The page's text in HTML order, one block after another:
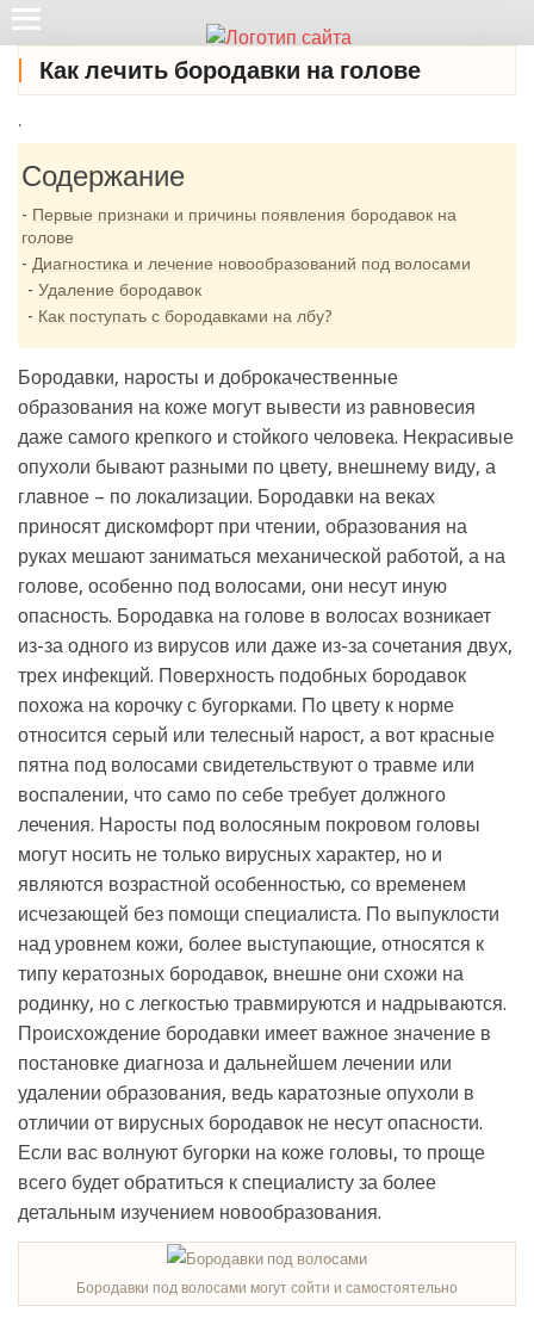
Как лечить бородавки на голове
.
Содержание
Первые признаки и причины появления бородавок на
голове
Диагностика и лечение новообразований под волосами
Удаление бородавок
Как поступать с бородавками на лбу?
Бородавки, наросты и доброкачественные
образования на коже могут вывести из равновесия
даже самого крепкого и стойкого человека. Некрасивые
опухоли бывают разными по цвету, внешнему виду, а
главное – по локализации. Бородавки на веках
приносят дискомфорт при чтении, образования на
руках мешают заниматься механической работой, а на
голове, особенно под волосами, они несут иную
опасность. Бородавка на голове в волосах возникает
из-за одного из вирусов или даже из-за сочетания двух,
трех инфекций. Поверхность подобных бородавок
похожа на корочку с бугорками. По цвету к норме
относится серый или телесный нарост, а вот красные
пятна под волосами свидетельствуют о травме или
воспалении, что само по себе требует должного
лечения. Наросты под волосяным покровом головы
могут носить не только вирусных характер, но и
являются возрастной особенностью, со временем
исчезающей без помощи специалиста. По выпуклости
над уровнем кожи, более выступающие, относятся к
типу кератозных бородавок, внешне они схожи на
родинку, но с легкостью травмируются и надрываются.
Происхождение бородавки имеет важное значение в
постановке диагноза и дальнейшем лечении или
удалении образования, ведь каратозные опухоли в
отличии от вирусных бородавок не несут опасности.
Если вас волнуют бугорки на коже головы, то проще
всего будет обратиться к специалисту за более
детальным изучением новообразования.
Бородавки под волосами могут сойти и самостоятельно